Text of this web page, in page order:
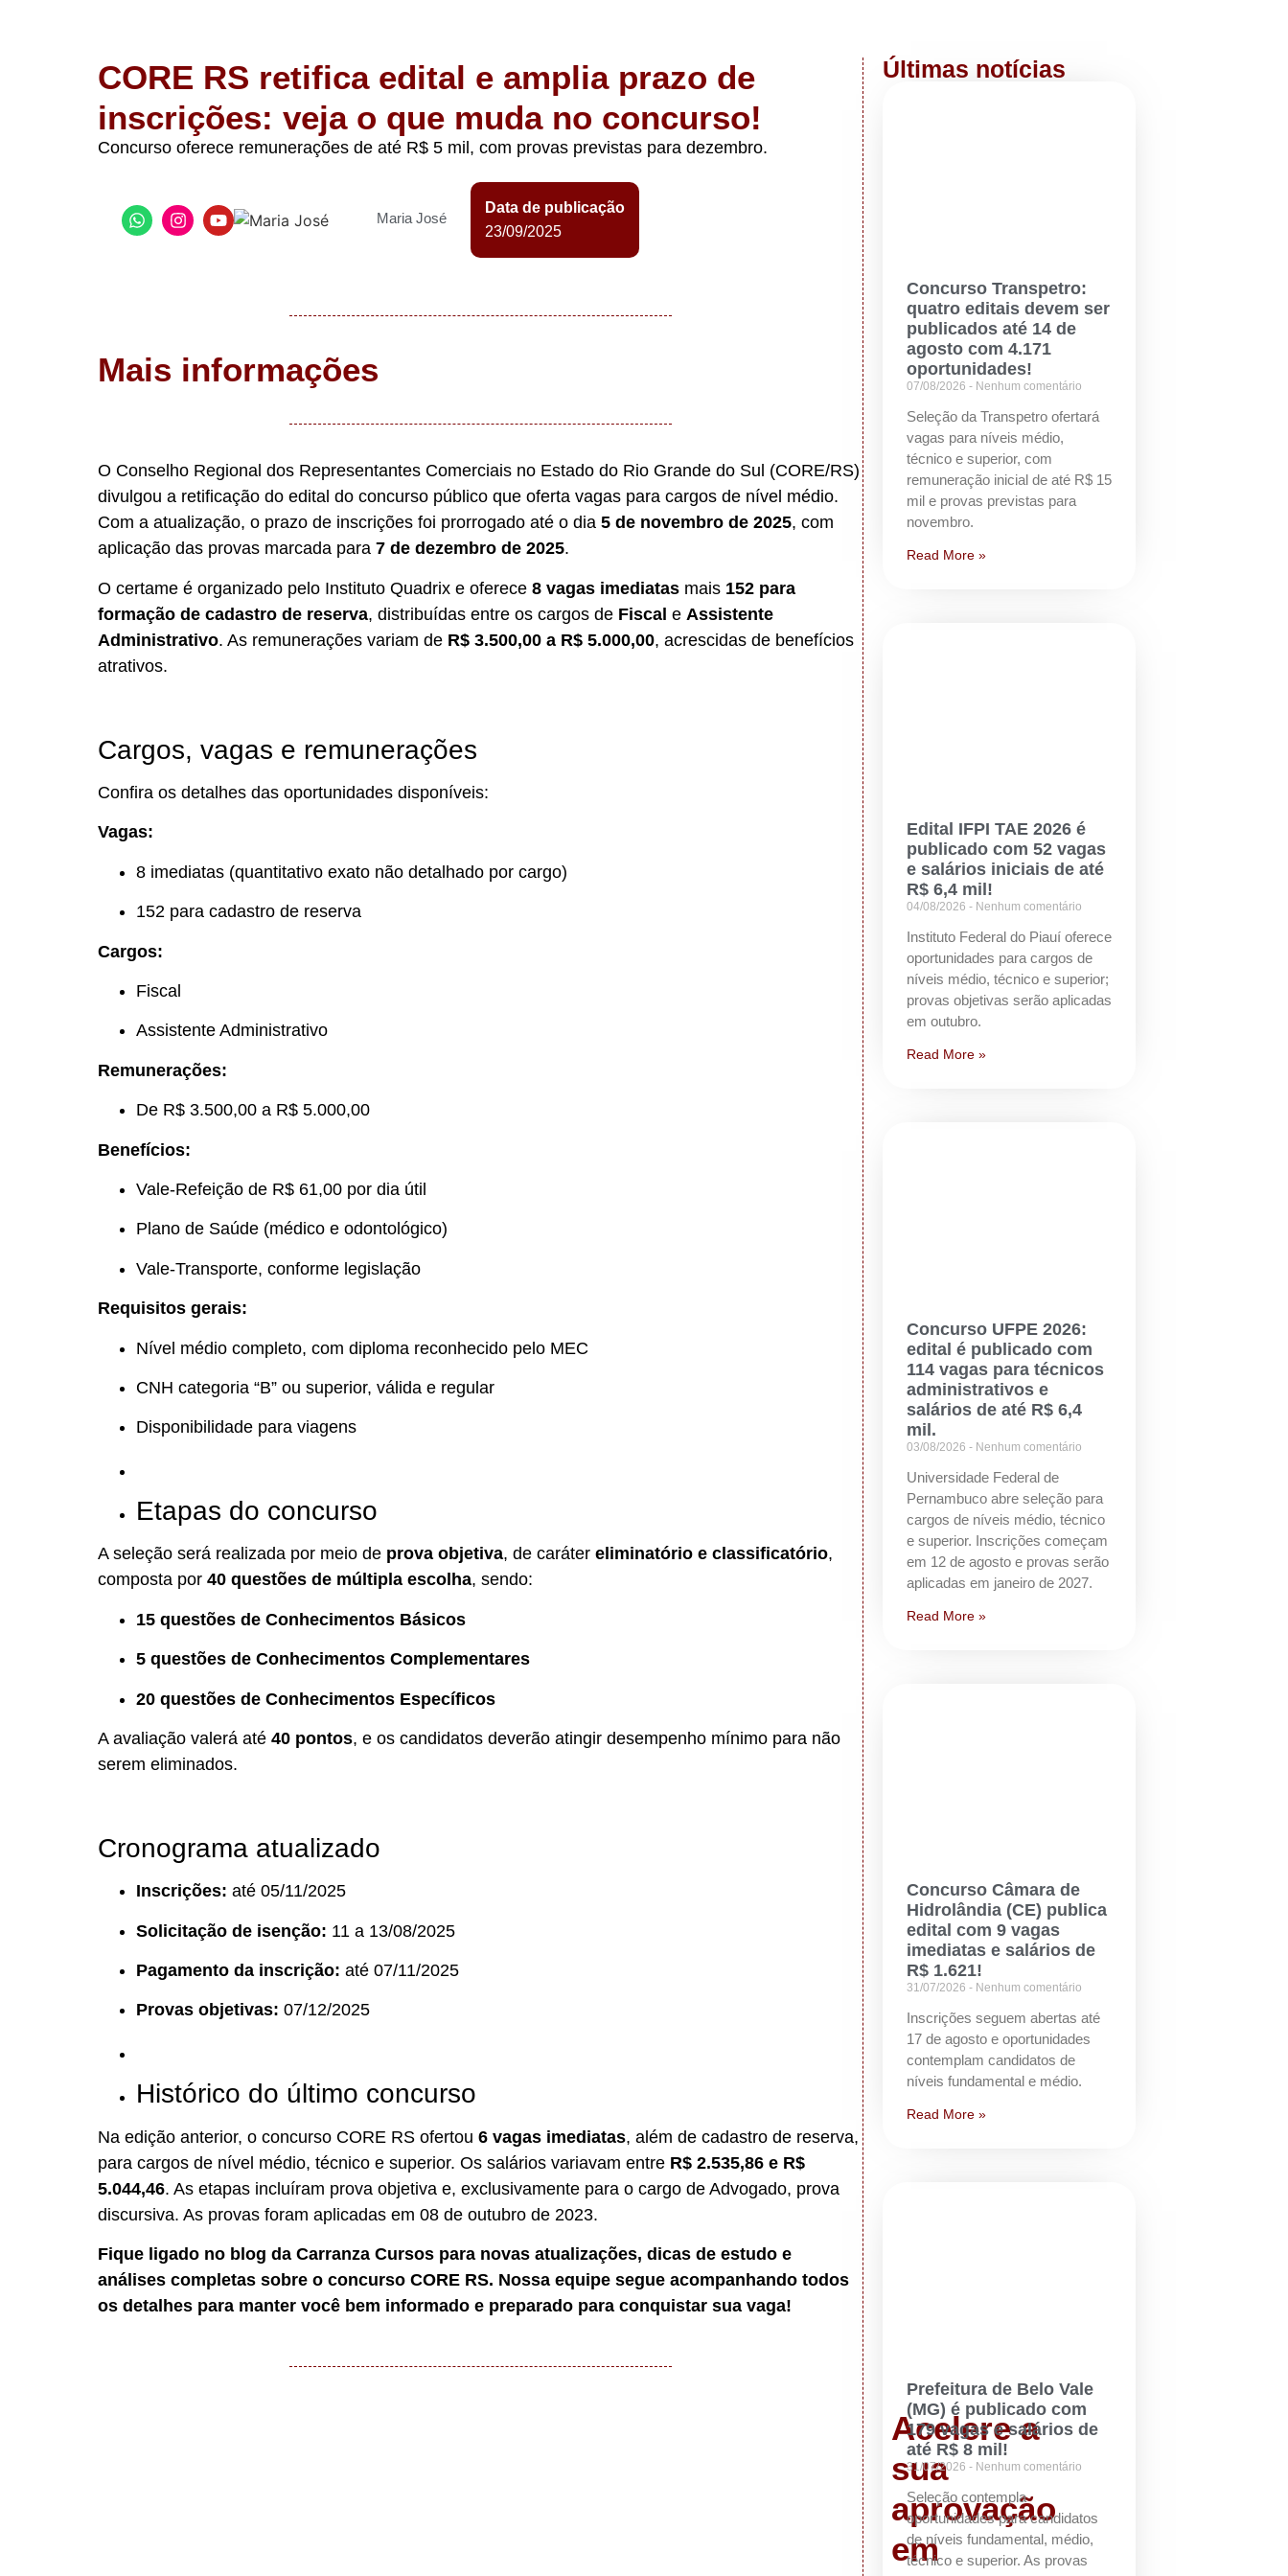
CORE RS retifica edital e amplia prazo de
inscrições: veja o que muda no concurso!
Concurso oferece remunerações de até R$ 5 mil, com provas previstas para dezembro.
Maria José
Data de publicação
23/09/2025
Mais informações
O Conselho Regional dos Representantes Comerciais no Estado do Rio Grande do Sul (CORE/RS)
divulgou a retificação do edital do concurso público que oferta vagas para cargos de nível médio.
Com a atualização, o prazo de inscrições foi prorrogado até o dia 5 de novembro de 2025, com
aplicação das provas marcada para 7 de dezembro de 2025.
O certame é organizado pelo Instituto Quadrix e oferece 8 vagas imediatas mais 152 para
formação de cadastro de reserva, distribuídas entre os cargos de Fiscal e Assistente
Administrativo. As remunerações variam de R$ 3.500,00 a R$ 5.000,00, acrescidas de benefícios
atrativos.
Cargos, vagas e remunerações
Confira os detalhes das oportunidades disponíveis:
Vagas:
8 imediatas (quantitativo exato não detalhado por cargo)
152 para cadastro de reserva
Cargos:
Fiscal
Assistente Administrativo
Remunerações:
De R$ 3.500,00 a R$ 5.000,00
Benefícios:
Vale-Refeição de R$ 61,00 por dia útil
Plano de Saúde (médico e odontológico)
Vale-Transporte, conforme legislação
Requisitos gerais:
Nível médio completo, com diploma reconhecido pelo MEC
CNH categoria “B” ou superior, válida e regular
Disponibilidade para viagens
Etapas do concurso
A seleção será realizada por meio de prova objetiva, de caráter eliminatório e classificatório,
composta por 40 questões de múltipla escolha, sendo:
15 questões de Conhecimentos Básicos
5 questões de Conhecimentos Complementares
20 questões de Conhecimentos Específicos
A avaliação valerá até 40 pontos, e os candidatos deverão atingir desempenho mínimo para não
serem eliminados.
Cronograma atualizado
Inscrições: até 05/11/2025
Solicitação de isenção: 11 a 13/08/2025
Pagamento da inscrição: até 07/11/2025
Provas objetivas: 07/12/2025
Histórico do último concurso
Na edição anterior, o concurso CORE RS ofertou 6 vagas imediatas, além de cadastro de reserva,
para cargos de nível médio, técnico e superior. Os salários variavam entre R$ 2.535,86 e R$
5.044,46. As etapas incluíram prova objetiva e, exclusivamente para o cargo de Advogado, prova
discursiva. As provas foram aplicadas em 08 de outubro de 2023.
Fique ligado no blog da Carranza Cursos para novas atualizações, dicas de estudo e
análises completas sobre o concurso CORE RS. Nossa equipe segue acompanhando todos
os detalhes para manter você bem informado e preparado para conquistar sua vaga!
Acelere a
sua
aprovação
em
Últimas notícias
Concurso Transpetro:
quatro editais devem ser
publicados até 14 de
agosto com 4.171
oportunidades!
07/08/2026 Nenhum comentário
Seleção da Transpetro ofertará
vagas para níveis médio,
técnico e superior, com
remuneração inicial de até R$ 15
mil e provas previstas para
novembro.
Read More »
Edital IFPI TAE 2026 é
publicado com 52 vagas
e salários iniciais de até
R$ 6,4 mil!
04/08/2026 Nenhum comentário
Instituto Federal do Piauí oferece
oportunidades para cargos de
níveis médio, técnico e superior;
provas objetivas serão aplicadas
em outubro.
Read More »
Concurso UFPE 2026:
edital é publicado com
114 vagas para técnicos
administrativos e
salários de até R$ 6,4
mil.
03/08/2026 Nenhum comentário
Universidade Federal de
Pernambuco abre seleção para
cargos de níveis médio, técnico
e superior. Inscrições começam
em 12 de agosto e provas serão
aplicadas em janeiro de 2027.
Read More »
Concurso Câmara de
Hidrolândia (CE) publica
edital com 9 vagas
imediatas e salários de
R$ 1.621!
31/07/2026 Nenhum comentário
Inscrições seguem abertas até
17 de agosto e oportunidades
contemplam candidatos de
níveis fundamental e médio.
Read More »
Prefeitura de Belo Vale
(MG) é publicado com
179 vagas e salários de
até R$ 8 mil!
31/07/2026 Nenhum comentário
Seleção contempla
oportunidades para candidatos
de níveis fundamental, médio,
técnico e superior. As provas